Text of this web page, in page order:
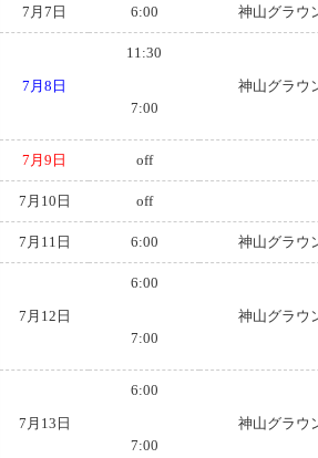
7月7日 6:00 神山グラウ
7月8日
11:30
7:00
神山グラウ
7月9日 off
7月10日 off
7月11日 6:00 神山グラウ
7月12日
6:00
7:00
神山グラウ
7月13日
6:00
7:00
神山グラウ